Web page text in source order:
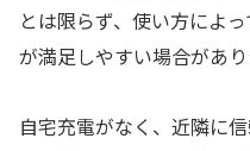
とは限らず、使い方によ
が満足しやすい場合があり
自宅充電がなく、近隣に